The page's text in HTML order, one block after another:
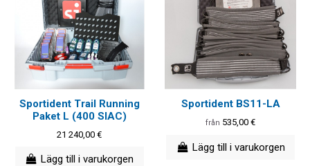
Sportident Trail Running
Paket L (400 SIAC)
21 240,00 €
Lägg till i varukorgen
Sportident BS11-LA
från 535,00 €
Lägg till i varukorgen